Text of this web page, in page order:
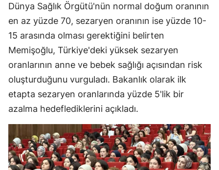
Dünya Sağlık Örgütü'nün normal doğum oranının
en az yüzde 70, sezaryen oranının ise yüzde 10-
15 arasında olması gerektiğini belirten
Memişoğlu, Türkiye'deki yüksek sezaryen
oranlarının anne ve bebek sağlığı açısından risk
oluşturduğunu vurguladı. Bakanlık olarak ilk
etapta sezaryen oranlarında yüzde 5'lik bir
azalma hedeflediklerini açıkladı.